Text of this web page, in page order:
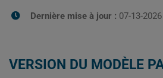
Dernière mise à jour : 07-13-2026
VERSION DU MODÈLE